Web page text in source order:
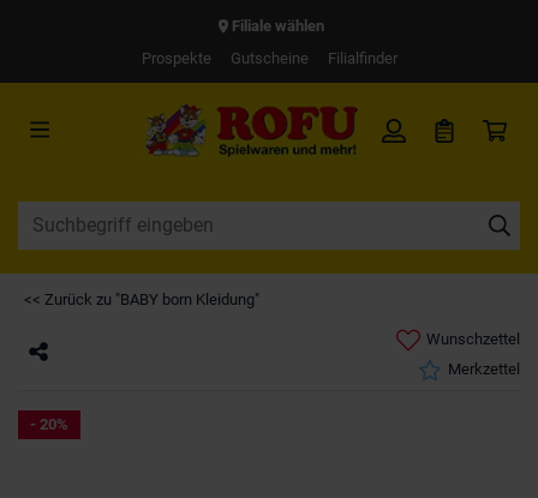
Filiale wählen
Prospekte
Gutscheine Filialfinder
<< Zurück zu "BABY born Kleidung"
Wunschzettel
Merkzettel
- 20%